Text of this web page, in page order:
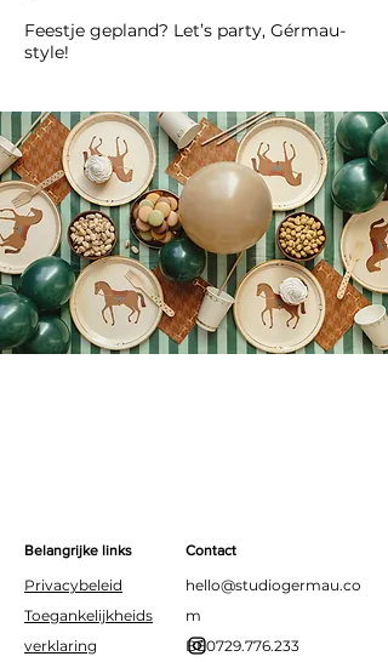
Feestje gepland? Let’s party, Gérmau-
style!
Belangrijke links
Privacybeleid
Toegankelijkheids
verklaring
Contact
hello@studiogermau.co
m
BE0729.776.233